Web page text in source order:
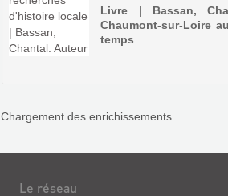
Livre | Bassan,
Chaumont-sur-Loire
temps
Chargement des enrichissements...
Le réseau